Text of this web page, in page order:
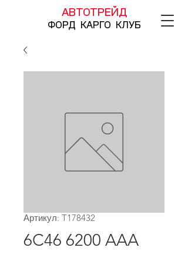
АВТОТРЕЙД
ФОРД КАРГО КЛУБ
Артикул: T178432
6C46 6200 AAA